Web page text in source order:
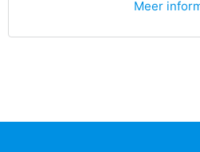
Meer